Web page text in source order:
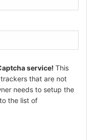
service! This
that are not
needs to setup the
the list of